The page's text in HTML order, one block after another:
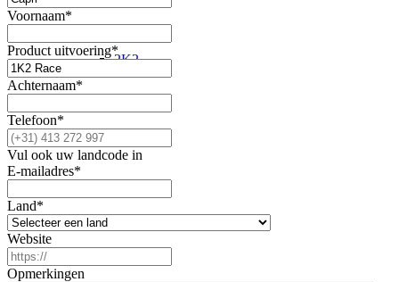
2K2
EPIC
Voornaam*
Product uitvoering*
Achternaam*
Telefoon*
Vul ook uw landcode in
E-mailadres*
Land*
Website
Opmerkingen